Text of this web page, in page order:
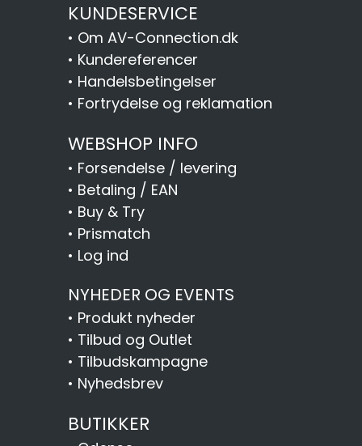
KUNDESERVICE
• Om AV-Connection.dk
• Kundereferencer
• Handelsbetingelser
• Fortrydelse og reklamation
WEBSHOP INFO
• Forsendelse / levering
• Betaling / EAN
• Buy & Try
• Prismatch
• Log ind
NYHEDER OG EVENTS
• Produkt nyheder
• Tilbud og Outlet
• Tilbudskampagne
• Nyhedsbrev
BUTIKKER